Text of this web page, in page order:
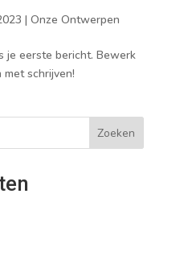
| Onze Ontwerpen
je eerste bericht. Bewerk
schrijven!
Zoeken